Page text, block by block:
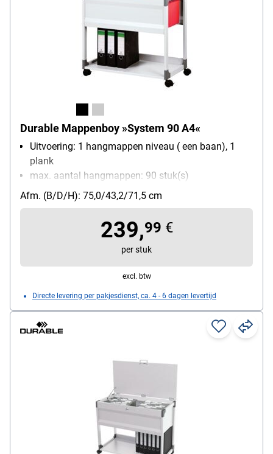
Durable Mappenboy »System 90 A4«
Uitvoering: 1 hangmappen niveau ( een baan), 1
plank
max. aantal hangmappen: 90 stuk(s)
Materiaal: staal
Met wieltjes: Ja
Afm. (B/D/H): 75,0/43,2/71,5 cm
239,99 €
per stuk
excl. btw
Directe levering per pakjesdienst, ca. 4 - 6 dagen levertijd